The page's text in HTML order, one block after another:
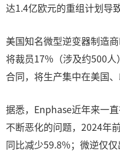
达1.4亿欧元的重组计划导
美国知名微型逆变器制造
将裁员17%（涉及约500
合同，将生产集中在美国
据悉，Enphase近年来一
不断恶化的问题，2024年
同比减少59.8%；微逆仅